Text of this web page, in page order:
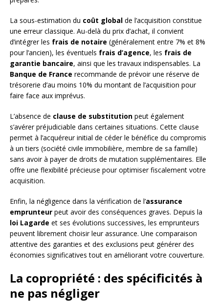
La sous-estimation du coût global de l’acquisition constitue
une erreur classique. Au-delà du prix d’achat, il convient
d’intégrer les frais de notaire (généralement entre 7% et 8%
pour l’ancien), les éventuels frais d’agence, les frais de
garantie bancaire, ainsi que les travaux indispensables. La
Banque de France recommande de prévoir une réserve de
trésorerie d’au moins 10% du montant de l’acquisition pour
faire face aux imprévus.
L’absence de clause de substitution peut également
s’avérer préjudiciable dans certaines situations. Cette clause
permet à l’acquéreur initial de céder le bénéfice du compromis
à un tiers (société civile immobilière, membre de sa famille)
sans avoir à payer de droits de mutation supplémentaires. Elle
offre une flexibilité précieuse pour optimiser fiscalement votre
acquisition.
Enfin, la négligence dans la vérification de l’assurance
emprunteur peut avoir des conséquences graves. Depuis la
loi Lagarde et ses évolutions successives, les emprunteurs
peuvent librement choisir leur assurance. Une comparaison
attentive des garanties et des exclusions peut générer des
économies significatives tout en améliorant votre couverture.
La copropriété : des spécificités à
ne pas négliger